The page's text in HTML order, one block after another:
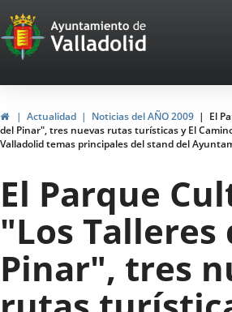
Portal
Web
del
Ayuntamiento
de
Valladolid
HomeActualidad Noticias del AÑO 2009
El
del Pinar", tres nuevas rutas turísticas y El
Valladolid temas principales del stand del
El Parque
"Los Talleres
Pinar", tres